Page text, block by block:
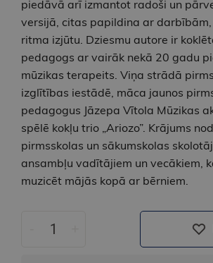
piedāvā arī izmantot radoši un
versijā, citas papildina ar
ritma izjūtu. Dziesmu autore ir
pedagogs ar vairāk nekā 20 gadu
mūzikas terapeits. Viņa strādā
izglītības iestādē, māca jaunos
pedagogus Jāzepa Vītola Mūzikas
spēlē kokļu trio „Ariozo”. Krājums
pirmsskolas un sākumskolas
ansambļu vadītājiem un vecākiem,
muzicēt mājās kopā ar bērniem.